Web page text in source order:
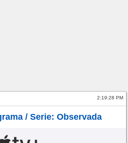
2:19:28 PM
/ Serie: Observada